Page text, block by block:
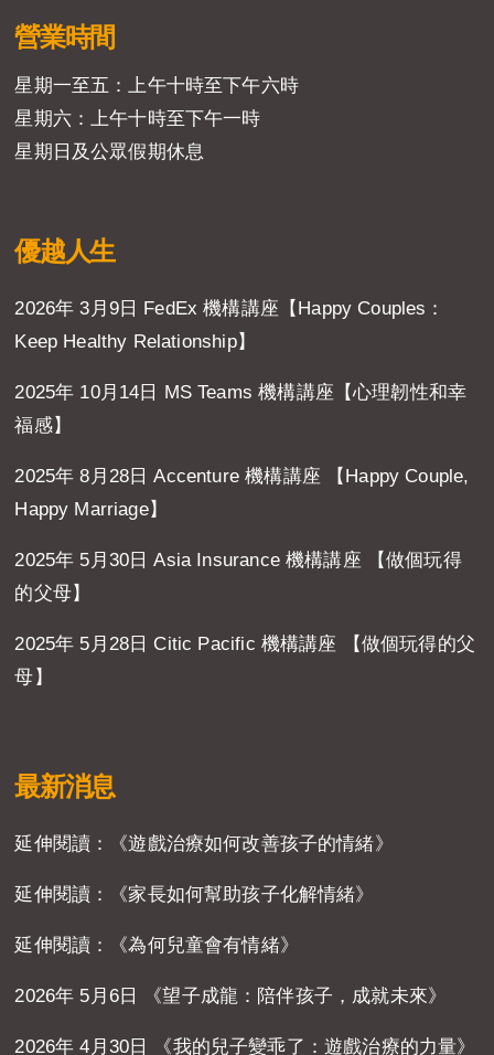
營業時間
星期一至五：上午十時至下午六時
星期六：上午十時至下午一時
星期日及公眾假期休息
優越人生
2026年 3月9日 FedEx 機構講座【Happy Couples：
Keep Healthy Relationship】
2025年 10月14日 MS Teams 機構講座【心理韌性和幸
福感】
2025年 8月28日 Accenture 機構講座 【Happy Couple,
Happy Marriage】
2025年 5月30日 Asia Insurance 機構講座 【做個玩得
的父母】
2025年 5月28日 Citic Pacific 機構講座 【做個玩得的父
母】
最新消息
延伸閱讀：《遊戲治療如何改善孩子的情緒》
延伸閱讀：《家長如何幫助孩子化解情緒》
延伸閱讀：《為何兒童會有情緒》
2026年 5月6日 《望子成龍：陪伴孩子，成就未來》
2026年 4月30日 《我的兒子變乖了：遊戲治療的力量》